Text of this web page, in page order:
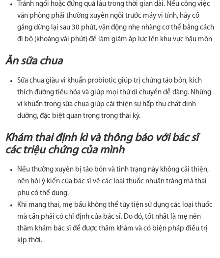
Tránh ngồi hoặc đứng quá lâu trong thời gian dài. Nếu công việc
văn phòng phải thường xuyên ngồi trước máy vi tính, hãy cố
gắng dừng lại sau 30 phút, vận động nhẹ nhàng cơ thể bằng cách
đi bộ (khoảng vài phút) để làm giảm áp lực lên khu vực hậu môn
Ăn sữa chua
Sữa chua giàu vi khuẩn probiotic giúp trị chứng táo bón, kích
thích đường tiêu hóa và giúp mọi thứ di chuyển dễ dàng. Những
vi khuẩn trong sữa chua giúp cải thiện sự hấp thụ chất dinh
dưỡng, đặc biệt quan trọng trong thai kỳ.
Khám thai định kì và thông báo với bác sĩ
các triệu chứng của mình
Nếu thường xuyên bị táo bón và tình trạng này không cải thiện,
nên hỏi ý kiến của bác sĩ về các loại thuốc nhuận tràng mà thai
phụ có thể dung.
Khi mang thai, mẹ bầu không thể tùy tiện sử dụng các loại thuốc
mà cần phải có chỉ định của bác sĩ. Do đó, tốt nhất là mẹ nên
thăm khám bác sĩ để được thăm khám và có biện pháp điều trị
kịp thời.